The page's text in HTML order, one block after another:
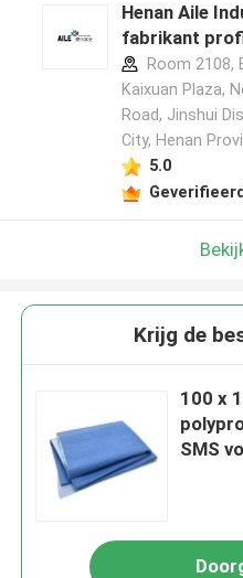
Henan Aile
fabrikant
Room 2108,
Kaixuan Plaza,
Road, Jinshui
City, Henan
5.0
Krijg de
100 x
SMS